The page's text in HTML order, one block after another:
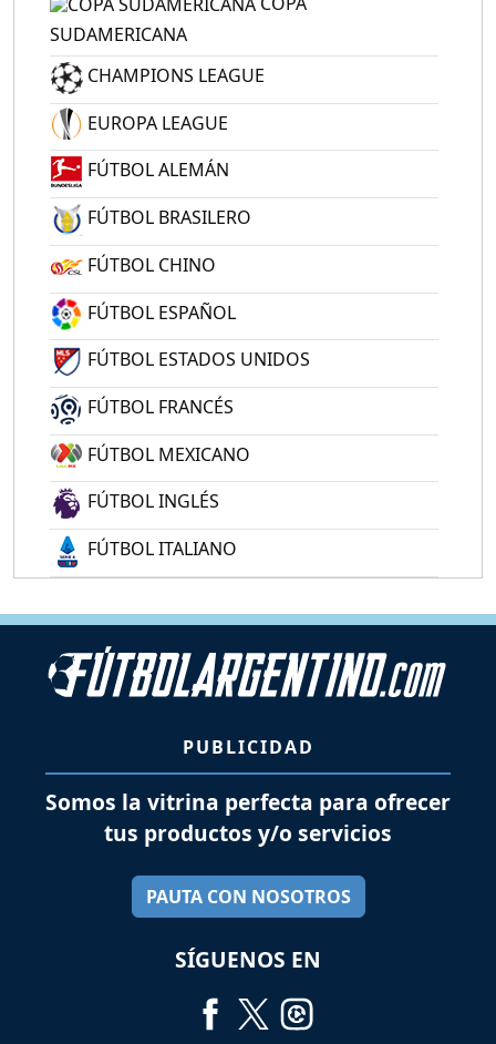
SUDAMERICANA
CHAMPIONS LEAGUE
EUROPA LEAGUE
FÚTBOL ALEMÁN
FÚTBOL BRASILERO
FÚTBOL CHINO
FÚTBOL ESPAÑOL
FÚTBOL ESTADOS UNIDOS
FÚTBOL FRANCÉS
FÚTBOL MEXICANO
FÚTBOL INGLÉS
FÚTBOL ITALIANO
PUBLICIDAD
Somos la vitrina perfecta para ofrecer
tus productos y/o servicios
PAUTA CON NOSOTROS
SÍGUENOS EN